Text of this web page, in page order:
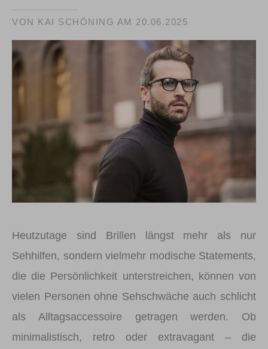
VON KAI SCHÖNING AM 20.06.2025
Heutzutage sind Brillen längst mehr als nur
Sehhilfen, sondern vielmehr modische Statements,
die die Persönlichkeit unterstreichen, können von
vielen Personen ohne Sehschwäche auch schlicht
als Alltagsaccessoire getragen werden. Ob
minimalistisch, retro oder extravagant – die